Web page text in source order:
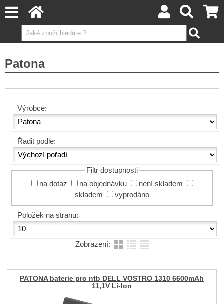
Patona
Výrobce:
Řadit podle:
Filtr dostupnosti
na dotaz
na objednávku
není skladem
skladem
vyprodáno
Položek na stranu:
Zobrazení:
PATONA baterie pro ntb DELL VOSTRO 1310 6600mAh
11,1V Li-Ion